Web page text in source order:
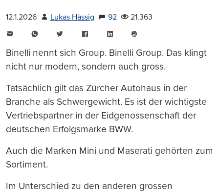
12.1.2026 Lukas Hässig 92
21.363
WhatsAppTwitter FacebookLinkedIn
drucken
Binelli nennt sich Group. Binelli Group. Das klingt
nicht nur modern, sondern auch gross.
Tatsächlich gilt das Zürcher Autohaus in der
Branche als Schwergewicht. Es ist der wichtigste
Vertriebspartner in der Eidgenossenschaft der
deutschen Erfolgsmarke BWW.
Auch die Marken Mini und Maserati gehörten zum
Sortiment.
Im Unterschied zu den anderen grossen